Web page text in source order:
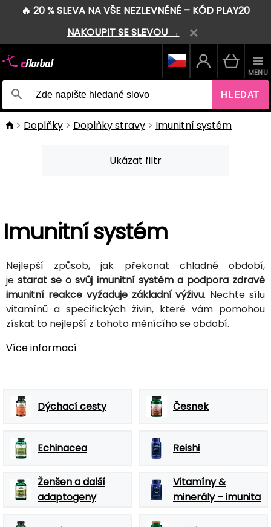
🔥 20 % SLEVA NA VŠE NEZLEVNĚNÉ – KÓD PLAY20
NAKOUPIT SE SLEVOU →
HLEDAT
MENU
Doplňky Doplňky stravy Imunitní systém
Ukázat filtr
Imunitní systém
Nejlepší způsob, jak překonat chladné období,
jestarat se o svůj imunitní systém a podpora zdravé
imunitní reakce vyžaduje základní výživu. Nechte sílu
vitamínů a specifických živin, které vám pomohou
získat to nejlepší z tohoto měnícího se období.
Více informací
Dýchací cesty Česnek
Echinacea Reishi
Ženšen a další
adaptogeny
Vitamíny &
minerály – imunita